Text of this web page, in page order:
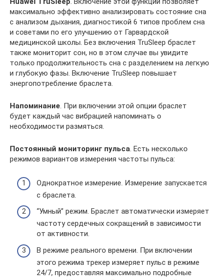
максимально эффективно анализировать состояние сна
с анализом дыхания, диагностикой 6 типов проблем сна
и советами по его улучшению от Гарвардской
медицинской школы. Без включения TruSleep браслет
также мониторит сон, но в этом случае вы увидите
только продолжительность сна с разделением на легкую
и глубокую фазы. Включение TruSleep повышает
энергопотребление браслета.
Напоминание. При включении этой опции браслет
будет каждый час вибрацией напоминать о
необходимости размяться.
Постоянный мониторинг пульса. Есть несколько
режимов вариантов измерения частоты пульса:
Однократное измерение. Измерение запускается
с браслета.
“Умный” режим. Браслет автоматически измеряет
частоту сердечных сокращений в зависимости
от активности.
В режиме реального времени. При включении
этого режима трекер измеряет пульс в режиме
24/7, предоставляя максимально подробные